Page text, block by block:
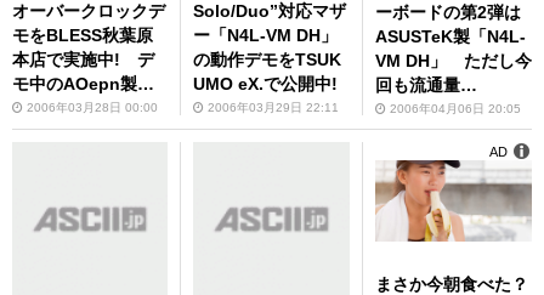
オーバークロックデ
モをBLESS秋葉原
本店で実施中! デ
モ中のAOepn製マ
ザーは来週発売予
定!
2006年03月28日 00:00
Solo/Duo”対応マザ
ー「N4L-VM DH」
の動作デモをTSUK
UMO eX.で公開中!
2006年03月29日 22:11
ーボードの第2弾は
ASUSTeK製「N4L-
VM DH」 ただし今
回も流通量
は“極々”少量!
2006年04月06日 20:05
まさか今朝食べた？
AD